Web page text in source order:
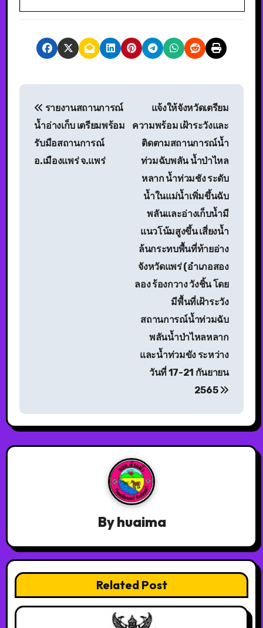
รายงานสถานการณ์
น้ำอ่างเก็บ เตรียมพร้อม
รับมือสถานการณ์
อ.เมืองแพร่ จ.แพร่
แจ้งให้จังหวัดเตรียม
ความพร้อม เฝ้าระวังและ
ติดตามสถานการณ์น้ำ
ท่วมฉับพลัน น้ำป่าไหล
หลาก น้ำท่วมชัง ระดับ
น้ำในแม่น้ำเพิ่มขึ้นฉับ
พลันและอ่างเก็บน้ำมี
แนวโน้มสูงขึ้น เสี่ยงน้ำ
ล้นกระทบพื้นที่ท้ายอ่าง
จังหวัดแพร่ (อำเภอสอง
ลอง ร้องกวาง วังชิ้น โดย
มีพื้นที่เฝ้าระวัง
สถานการณ์น้ำท่วมฉับ
พลันน้ำป่าไหลหลาก
และน้ำท่วมขัง ระหว่าง
วันที่ 17-21 กันยายน
2565
Byhuaima
Related Post